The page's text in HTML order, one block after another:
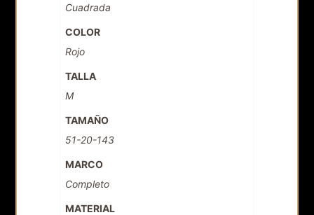
Cuadrada
COLOR
Rojo
TALLA
M
TAMAÑO
51-20-143
MARCO
Completo
MATERIAL